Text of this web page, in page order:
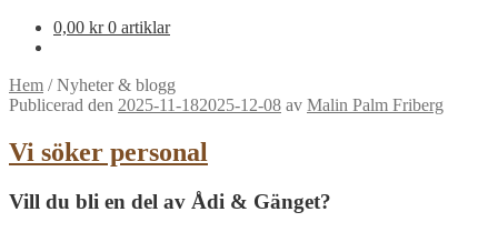
0,00 kr 0 artiklar
Hem /Nyheter & blogg
Publicerad den 2025-11-182025-12-08 av Malin Palm Friberg
Vi söker personal
Vill du bli en del av Ådi & Gänget?